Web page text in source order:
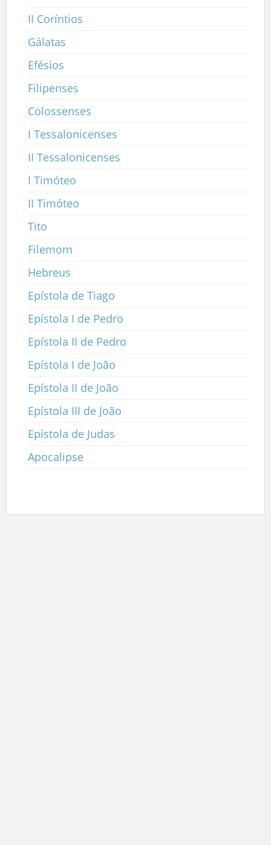
II Coríntios
Gálatas
Efésios
Filipenses
Colossenses
I Tessalonicenses
II Tessalonicenses
I Timóteo
II Timóteo
Tito
Filemom
Hebreus
Epístola de Tiago
Epístola I de Pedro
Epístola II de Pedro
Epístola I de João
Epístola II de João
Epístola III de João
Epístola de Judas
Apocalipse